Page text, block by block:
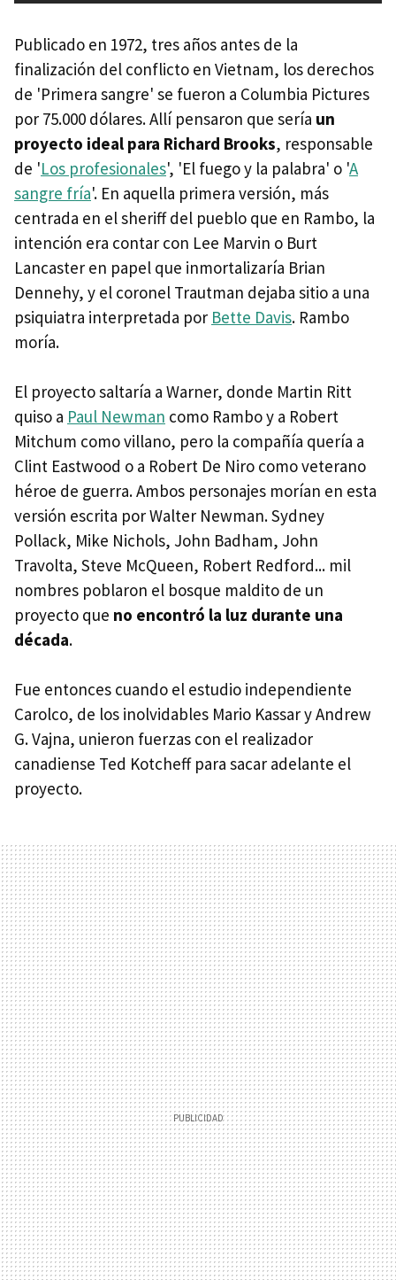
Publicado en 1972, tres años antes de la
finalización del conflicto en Vietnam, los derechos
de 'Primera sangre' se fueron a Columbia Pictures
por 75.000 dólares. Allí pensaron que sería un
proyecto ideal para Richard Brooks, responsable
de 'Los profesionales', 'El fuego y la palabra' o 'A
sangre fría'. En aquella primera versión, más
centrada en el sheriff del pueblo que en Rambo, la
intención era contar con Lee Marvin o Burt
Lancaster en papel que inmortalizaría Brian
Dennehy, y el coronel Trautman dejaba sitio a una
psiquiatra interpretada por Bette Davis. Rambo
moría.
El proyecto saltaría a Warner, donde Martin Ritt
quiso a Paul Newman como Rambo y a Robert
Mitchum como villano, pero la compañía quería a
Clint Eastwood o a Robert De Niro como veterano
héroe de guerra. Ambos personajes morían en esta
versión escrita por Walter Newman. Sydney
Pollack, Mike Nichols, John Badham, John
Travolta, Steve McQueen, Robert Redford... mil
nombres poblaron el bosque maldito de un
proyecto que no encontró la luz durante una
década.
Fue entonces cuando el estudio independiente
Carolco, de los inolvidables Mario Kassar y Andrew
G. Vajna, unieron fuerzas con el realizador
canadiense Ted Kotcheff para sacar adelante el
proyecto.